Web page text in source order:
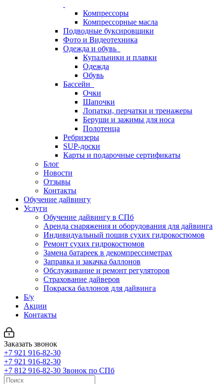
Компрессоры
Компрессорные масла
Подводные буксировщики
Фото и Видеотехника
Одежда и обувь
Купальники и плавки
Одежда
Обувь
Бассейн
Очки
Шапочки
Лопатки, перчатки и тренажеры
Беруши и зажимы для носа
Полотенца
Ребризеры
SUP-доски
Карты и подарочные сертификаты
Блог
Новости
Отзывы
Контакты
Обучение дайвингу
Услуги
Обучение дайвингу в СПб
Аренда снаряжения и оборудования для дайвинга
Индивидуальный пошив сухих гидрокостюмов
Ремонт сухих гидрокостюмов
Замена батареек в декомпрессиметрах
Заправка и закачка баллонов
Обслуживание и ремонт регуляторов
Страхование дайверов
Покраска баллонов для дайвинга
Б/у
Акции
Контакты
Заказать звонок
+7 921 916-82-30
+7 921 916-82-30
+7 812 916-82-30 Звонок по СПб